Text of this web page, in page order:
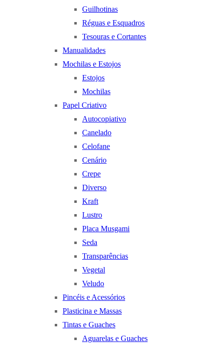
Guilhotinas
Réguas e Esquadros
Tesouras e Cortantes
Manualidades
Mochilas e Estojos
Estojos
Mochilas
Papel Criativo
Autocopiativo
Canelado
Celofane
Cenário
Crepe
Diverso
Kraft
Lustro
Placa Musgami
Seda
Transparências
Vegetal
Veludo
Pincéis e Acessórios
Plasticina e Massas
Tintas e Guaches
Aguarelas e Guaches